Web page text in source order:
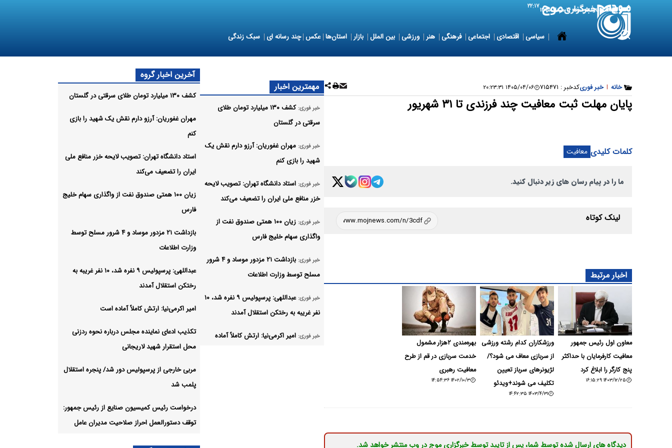
7 August 2026 جمعه ۱۶ مرداد ۱۴۰۵ ۲۲:۱۷
سیاسی اقتصادی اجتماعی فرهنگی هنر ورزشی بین الملل بازار استان‌ها عکس چند رسانه ای سبک زندگی
خانه | خبر فوریکدخبر : ۷۱۵۴۷۱ ۱۴۰۵/۰۴/۰۶ ۲۰:۲۳:۳۱
پایان مهلت ثبت معافیت چند فرزندی تا ۳۱ شهریور
کلمات کلیدی معافیت
ما را در پیام رسان های زیر دنبال کنید.
لینک کوتاه
اخبار مرتبط
معاون اول رئیس جمهور
معافیت کارفرمایان با حداکثر
پنج کارگر را ابلاغ کرد
۱۴۰۳/۱۲/۲۵ ۱۶:۱۵:۲۹
ورزشکاران کدام رشته ورزشی
از سربازی معاف می شود؟/
لژیونرهای سرباز تعیین
تکلیف می شوند+ویدئو
۱۴۰۳/۴/۳۱ ۱۴:۴۲:۳۵
بهره‌مندی ۲هزار مشمول
خدمت سربازی در قم از طرح
معافیت رهبری
۱۴۰۲/۱۰/۳ ۱۴:۵۴:۳۶
دیدگاه های ارسال شده توسط شما، پس از تایید توسط خبرگزاری موج در وب منتشر خواهد شد.
مهمترین اخبار
خبر فوری:
کشف ۱۳۰ میلیارد تومان طلای
سرقتی در گلستان
خبر فوری: مهران غفوریان: آرزو دارم نقش یک
شهید را بازی کنم
خبر فوری: استاد دانشگاه تهران: تصویب لایحه
خزر منافع ملی ایران را تضعیف می‌کند
خبر فوری:
زیان ۱۰۰ همتی صندوق نفت از
واگذاری سهام خلیج فارس
خبر فوری:
بازداشت ۲۱ مزدور موساد و ۴ شرور
مسلح توسط وزارت اطلاعات
خبر فوری:
عبداللهی: پرسپولیس ۹ نفره شد، ۱۰
نفر غریبه به رختکن استقلال آمدند
خبر فوری: امیر اکرمی‌نیا: ارتش کاملاً آماده
آخرین اخبار گروه
کشف ۱۳۰ میلیارد تومان طلای سرقتی در گلستان
مهران غفوریان: آرزو دارم نقش یک شهید را بازی
کنم
استاد دانشگاه تهران: تصویب لایحه خزر منافع ملی
ایران را تضعیف می‌کند
زیان ۱۰۰ همتی صندوق نفت از واگذاری سهام خلیج
فارس
بازداشت ۲۱ مزدور موساد و ۴ شرور مسلح توسط
وزارت اطلاعات
عبداللهی: پرسپولیس ۹ نفره شد، ۱۰ نفر غریبه به
رختکن استقلال آمدند
امیر اکرمی‌نیا: ارتش کاملاً آماده است
تکذیب ادعای نماینده مجلس درباره نحوه ردزنی
محل استقرار شهید لاریجانی
مربی خارجی از پرسپولیس دور شد/ پنجره استقلال
پلمب شد
درخواست رئیس کمیسیون صنایع از رئیس جمهور:
توقف دستورالعمل احراز صلاحیت مدیران عامل